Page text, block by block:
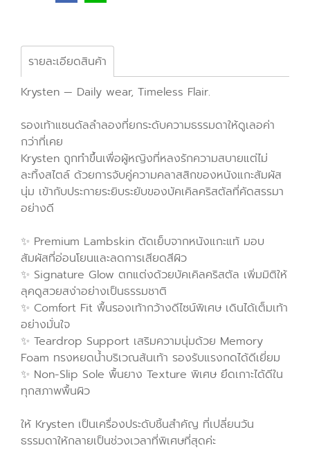
รายละเอียดสินค้า
Krysten — Daily wear, Timeless Flair.
รองเท้าแซนดัลลำลองที่ยกระดับความธรรมดาให้ดูเลอค่า
กว่าที่เคย
Krysten ถูกทำขึ้นเพื่อผู้หญิงที่หลงรักความสบายแต่ไม่
ละทิ้งสไตล์ ด้วยการจับคู่ความคลาสสิกของหนังแกะสัมผัส
นุ่ม เข้ากับประกายระยิบระยับของบัคเคิลคริสตัลที่คัดสรรมา
อย่างดี
✨ Premium Lambskin ตัดเย็บจากหนังแกะแท้ มอบ
สัมผัสที่อ่อนโยนและลดการเสียดสีผิว
✨ Signature Glow ตกแต่งด้วยบัคเคิลคริสตัล เพิ่มมิติให้
ลุคดูสวยสง่าอย่างเป็นธรรมชาติ
✨ Comfort Fit พื้นรองเท้ากว้างดีไซน์พิเศษ เดินได้เต็มเท้า
อย่างมั่นใจ
✨ Teardrop Support เสริมความนุ่มด้วย Memory
Foam ทรงหยดน้ำบริเวณส้นเท้า รองรับแรงกดได้ดีเยี่ยม
✨ Non-Slip Sole พื้นยาง Texture พิเศษ ยึดเกาะได้ดีใน
ทุกสภาพพื้นผิว
ให้ Krysten เป็นเครื่องประดับชิ้นสำคัญ ที่เปลี่ยนวัน
ธรรมดาให้กลายเป็นช่วงเวลาที่พิเศษที่สุดค่ะ